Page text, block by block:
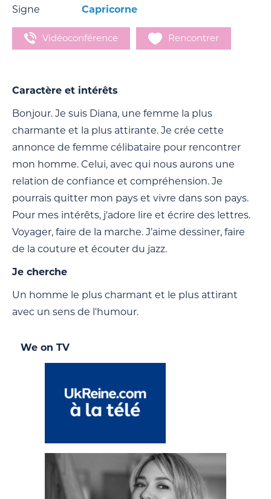
Signe
Capricorne
Vidéoconférence Rencontrer
Caractère et intérêts
Bonjour. Je suis Diana, une femme la plus
charmante et la plus attirante. Je crée cette
annonce de femme célibataire pour rencontrer
mon homme. Celui, avec qui nous aurons une
relation de confiance et compréhension. Je
pourrais quitter mon pays et vivre dans son pays.
Pour mes intérêts, j'adore lire et écrire des lettres.
Voyager, faire de la marche. J’aime dessiner, faire
de la couture et écouter du jazz.
Je cherche
Un homme le plus charmant et le plus attirant
avec un sens de l'humour.
We on TV